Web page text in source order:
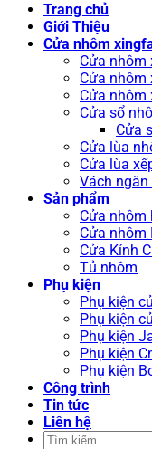
Trang chủ
Giới Thiệu
Cửa nhôm
Cửa nhôm
Cửa nhôm
Cửa nhôm
Cửa sổ
Cửa
Cửa lùa
Cửa lùa
Vách
Sản phẩm
Cửa nhôm
Cửa nhôm
Cửa Kính
Tủ nhôm
Phụ kiện
Phụ kiện
Phụ kiện
Phụ kiện
Phụ kiện
Phụ kiện
Công trình
Tin tức
Liên hệ
Tìm